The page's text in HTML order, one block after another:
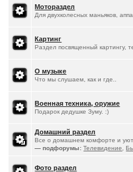
Мотораздел
Для двухколесных маньяков,
Картинг
Раздел посвященный картингу,
О музыке
Что мы слушаем, как и где..
Военная техника, оружие
Подарок дедушке Зуму. :)
Домашний раздел
Все о домашнем комфорте и
— подфорумы: Телевидение ,
Фото раздел